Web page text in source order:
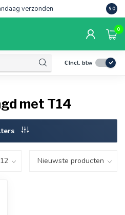
verzonden 9.0
0
€Incl. btw
met T14